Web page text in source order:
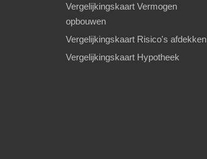
Vergelijkingskaart Vermogen
opbouwen
Vergelijkingskaart Risico's afdekken
Vergelijkingskaart Hypotheek